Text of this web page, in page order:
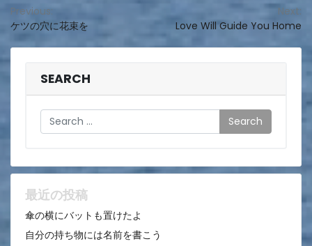
投
稿
ナ
ョ
ン
Previous:
ケツの穴に花束を
Next:
Love Will Guide You Home
SEARCH
Search
最近の投稿
傘の横にバットも置けたよ
自分の持ち物には名前を書こう